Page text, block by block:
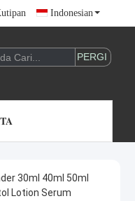
Indonesian
30ml 40ml 50ml
Lotion Serum